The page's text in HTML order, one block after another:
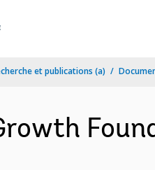
et publications (a)